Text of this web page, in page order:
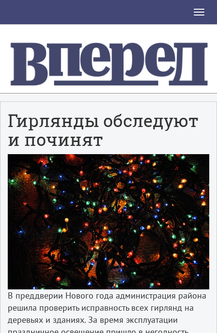
Toggle
Гирлянды обследуют
и починят
В преддверии Нового года администрация района
решила проверить исправность всех гирлянд на
деревьях и зданиях. За время эксплуатации